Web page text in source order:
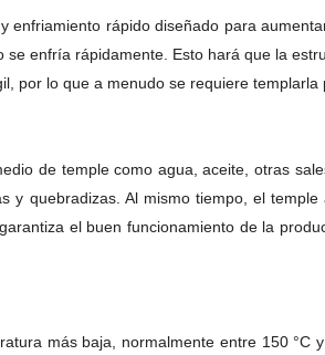
rápido diseñado para
enfría rápidamente. Esto hará que la
por lo que a menudo se requiere templarla
de temple como agua, aceite, otras
y quebradizas. Al mismo tiempo, el
el buen funcionamiento de la
más baja, normalmente entre 150